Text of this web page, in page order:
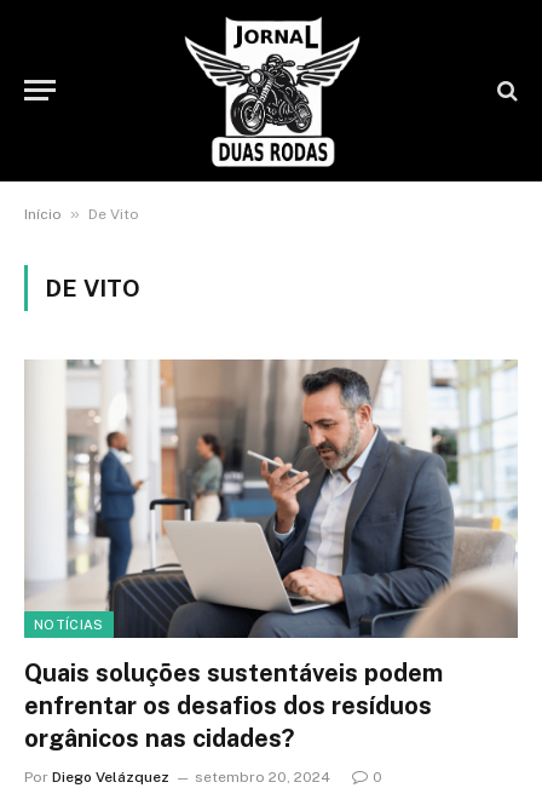
Início » De Vito
DE VITO
NOTÍCIAS
Quais soluções sustentáveis podem
enfrentar os desafios dos resíduos
orgânicos nas cidades?
Por Diego Velázquez setembro 20, 2024 0